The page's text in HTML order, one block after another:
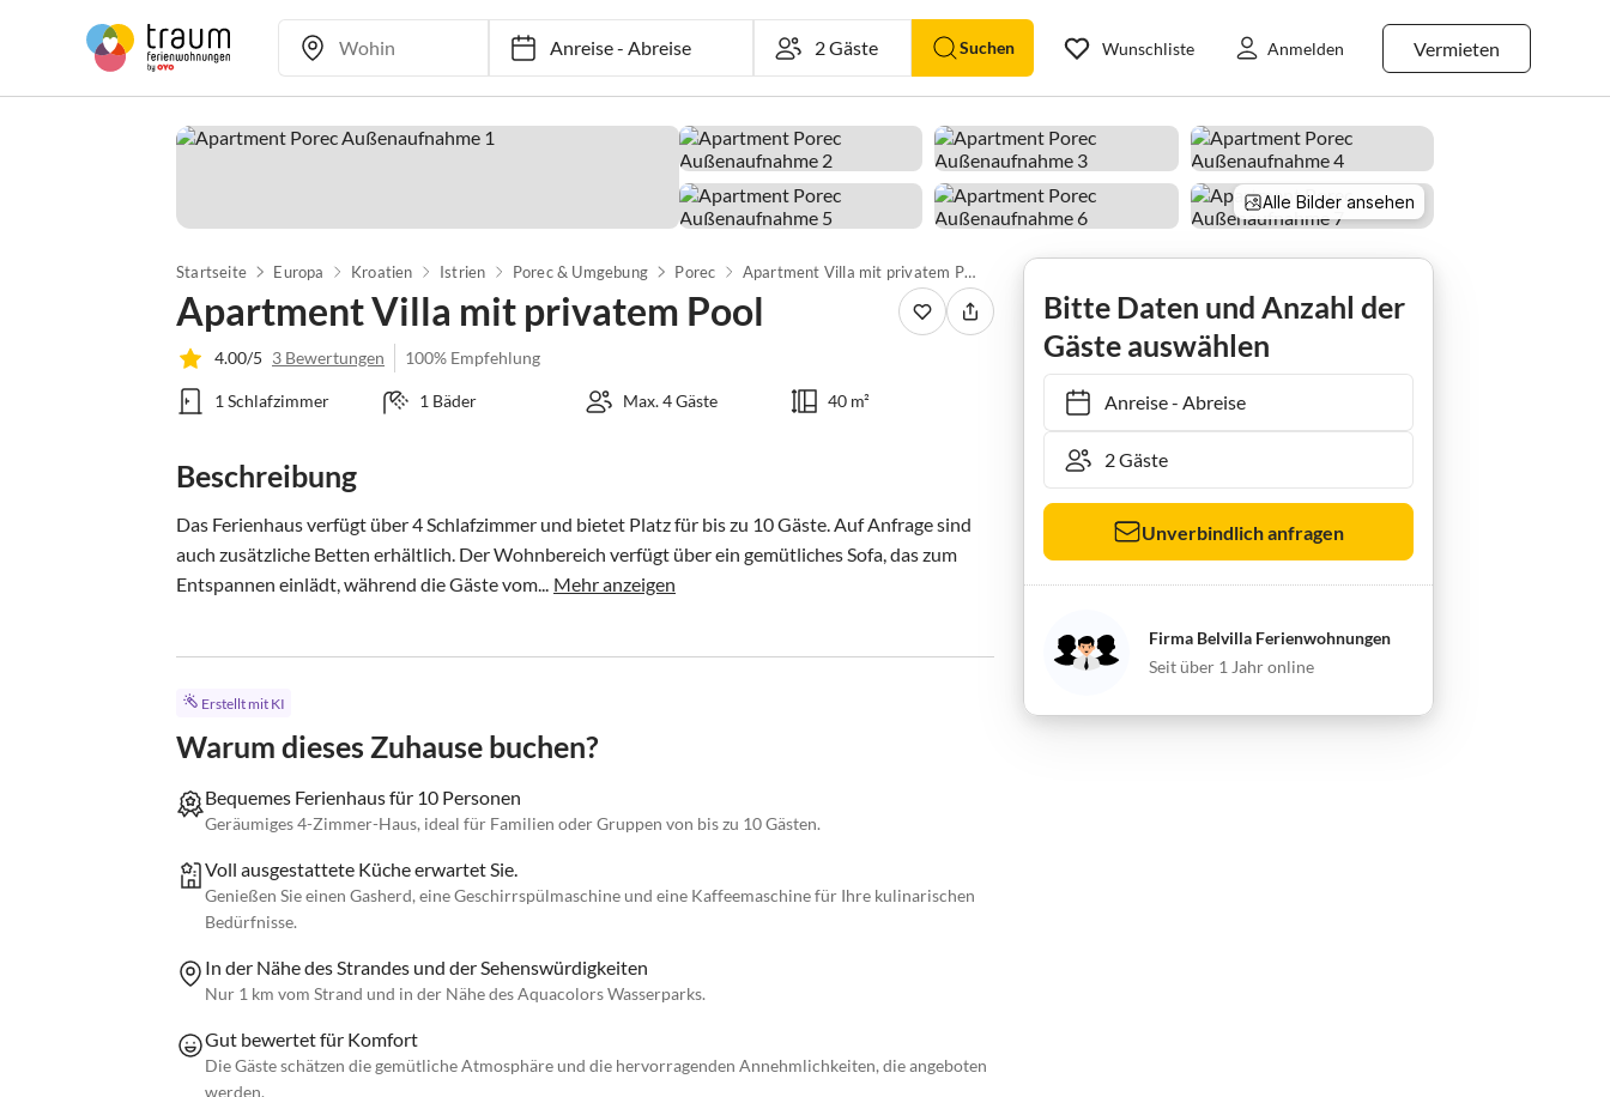
Anreise-Abreise Suchen Vermieten
Wunschliste Anmelden
Alle Bilder ansehen
Startseite Europa Kroatien Istrien Porec & Umgebung Porec Apartment Villa mit privatem Pool
Apartment Villa mit privatem Pool
4.00/5 3 Bewertungen 100% Empfehlung
1 Schlafzimmer 1 Bäder Max. 4 Gäste 40 m²
Beschreibung
Das Ferienhaus verfügt über 4 Schlafzimmer und bietet Platz für bis zu 10 Gäste. Auf Anfrage sind
auch zusätzliche Betten erhältlich. Der Wohnbereich verfügt über ein gemütliches Sofa, das zum
Entspannen einlädt, während die Gäste vom... Mehr anzeigen
Erstellt mit KI
Warum dieses Zuhause buchen?
Bequemes Ferienhaus für 10 Personen
Geräumiges 4-Zimmer-Haus, ideal für Familien oder Gruppen von bis zu 10 Gästen.
Voll ausgestattete Küche erwartet Sie.
Genießen Sie einen Gasherd, eine Geschirrspülmaschine und eine Kaffeemaschine für Ihre kulinarischen
Bedürfnisse.
In der Nähe des Strandes und der Sehenswürdigkeiten
Nur 1 km vom Strand und in der Nähe des Aquacolors Wasserparks.
Gut bewertet für Komfort
Die Gäste schätzen die gemütliche Atmosphäre und die hervorragenden Annehmlichkeiten, die angeboten
werden.
Bitte Daten und Anzahl der
Gäste auswählen
Anreise- Abreise
Unverbindlich anfragen
Firma Belvilla Ferienwohnungen
Seit über 1 Jahr online